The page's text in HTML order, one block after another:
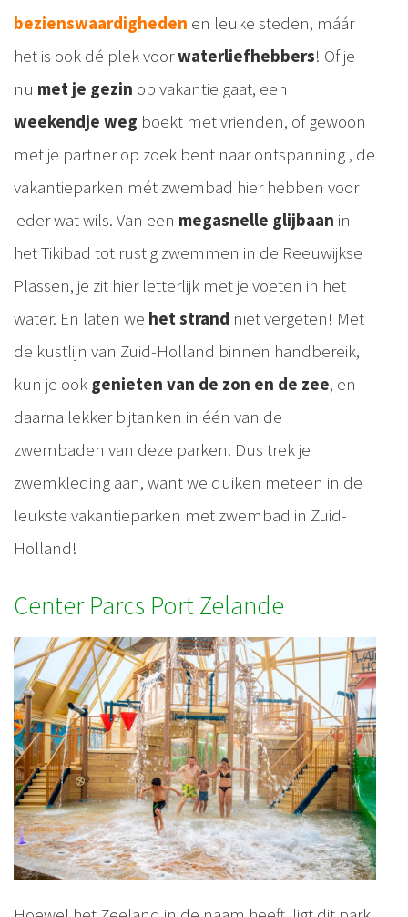
bezienswaardigheden en leuke steden, máár
het is ook dé plek voorwaterliefhebbers! Of je
nu met je gezin op vakantie gaat, een
weekendje weg boekt met vrienden, of gewoon
met je partner op zoek bent naar ontspanning , de
vakantieparken mét zwembad hier hebben voor
ieder wat wils. Van een megasnelle glijbaan in
het Tikibad tot rustig zwemmen in de Reeuwijkse
Plassen, je zit hier letterlijk met je voeten in het
water. En laten we het strand niet vergeten! Met
de kustlijn van Zuid-Holland binnen handbereik,
kun je ook genieten van de zon en de zee, en
daarna lekker bijtanken in één van de
zwembaden van deze parken. Dus trek je
zwemkleding aan, want we duiken meteen in de
leukste vakantieparken met zwembad in Zuid-
Holland!
Center Parcs Port Zelande